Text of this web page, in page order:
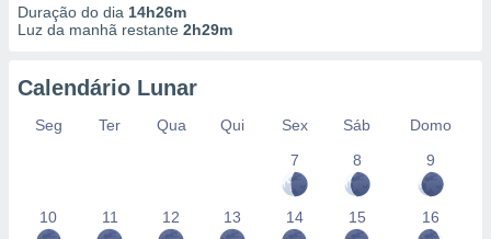
Duração do dia 14h26m
Luz da manhã restante 2h29m
Calendário Lunar
Seg Ter Qua Qui Sex Sáb
Domo
7
8 9
10 11 12 13 14 15 16